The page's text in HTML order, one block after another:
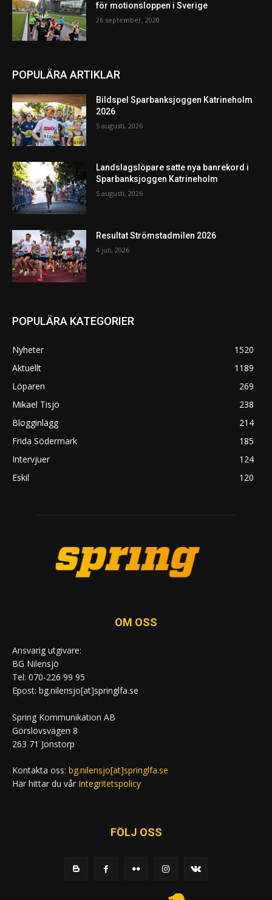
för motionsloppen i Sverige
26 september, 2020
POPULÄRA ARTIKLAR
Bildspel Sparbanksjoggen Katrineholm
2026
5 augusti, 2026
Landslagslöpare satte nya banrekord i
Sparbanksjoggen Katrineholm
5 augusti, 2026
Resultat Strömstadmilen 2026
4 juli, 2026
POPULÄRA KATEGORIER
Nyheter
1520
Aktuellt
1189
Löparen
269
Mikael Tisjö
238
Blogginlägg
214
Frida Södermark
185
Intervjuer
124
Eskil
120
OM OSS
Ansvarig utgivare:
BG Nilensjö
Tel: 070-226 99 95
Epost: bg.nilensjo[at]springlfa.se
Spring Kommunikation AB
Görslövsvägen 8
263 71 Jonstorp
Kontakta oss: bg.nilensjo[at]springlfa.se
Här hittar du vår Integritetspolicy
FÖLJ OSS